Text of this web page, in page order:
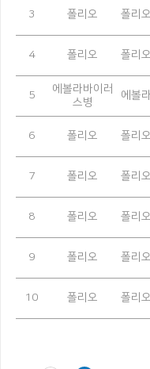
3 폴리오
4 폴리오
5
에볼라바이러
스병
6 폴리오
7 폴리오
8 폴리오
9 폴리오
10 폴리오